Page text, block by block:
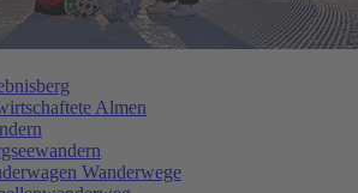
Almen
Wanderwege